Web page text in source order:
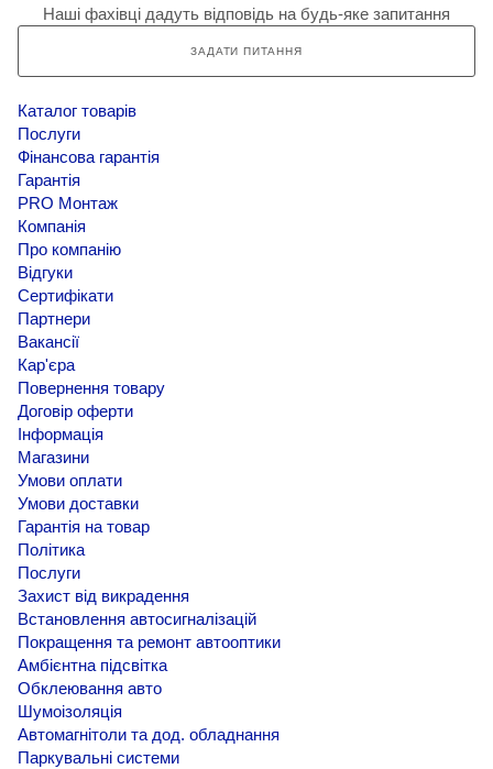
Наші фахівці дадуть відповідь на будь-яке запитання
ЗАДАТИ ПИТАННЯ
Каталог товарів
Послуги
Фінансова гарантія
Гарантія
PRO Монтаж
Компанія
Про компанію
Відгуки
Сертифікати
Партнери
Вакансії
Кар'єра
Повернення товару
Договір оферти
Інформація
Магазини
Умови оплати
Умови доставки
Гарантія на товар
Політика
Послуги
Захист від викрадення
Встановлення автосигналізацій
Покращення та ремонт автооптики
Амбієнтна підсвітка
Обклеювання авто
Шумоізоляція
Автомагнітоли та дод. обладнання
Паркувальні системи